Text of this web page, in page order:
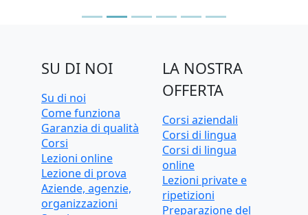
SU DI NOI
Su di noi
Come funziona
Garanzia di qualità
Corsi
Lezioni online
Lezione di prova
Aziende, agenzie,
organizzazioni
LA NOSTRA
OFFERTA
Corsi aziendali
Corsi di lingua
Corsi di lingua
online
Lezioni private e
ripetizioni
Preparazione del